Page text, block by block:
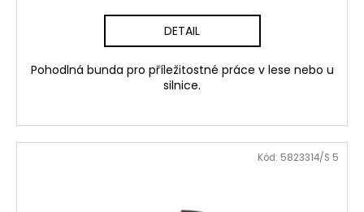
DETAIL
Pohodlná bunda pro příležitostné práce v lese nebo u
silnice.
Kód: 5823314/S 5